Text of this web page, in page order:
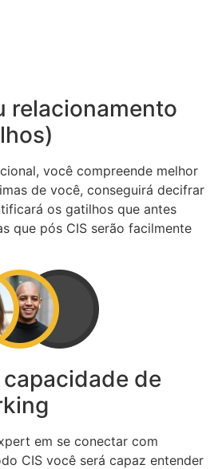
relacionamento
você compreende melhor
de você, conseguirá decifrar
os gatilhos que antes
que pós CIS serão facilmente
de
em se conectar com
CIS você será capaz entender